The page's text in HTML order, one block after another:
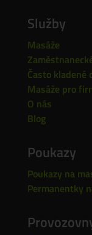
Služby
Masáže
Často kladené
Masáže pro
O nás
Blog
Poukazy
Poukazy na
Permanentky